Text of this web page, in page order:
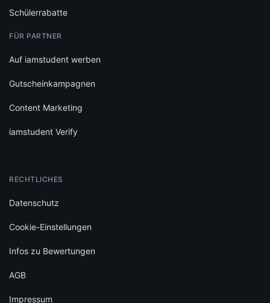
Schülerrabatte
FÜR PARTNER
Auf iamstudent werben
Gutscheinkampagnen
Content Marketing
iamstudent Verify
RECHTLICHES
Datenschutz
Cookie-Einstellungen
Infos zu Bewertungen
AGB
Impressum